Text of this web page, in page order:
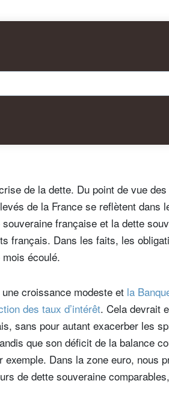
de la dette. Du point de vue
de la France se reflètent dans
française et la dette
français. Dans les faits, les
écoulé.
croissance modeste et la
des taux d’intérêt. Cela devrait
sans pour autant exacerber les
que son déficit de la balance
Dans la zone euro, nous
de dette souveraine